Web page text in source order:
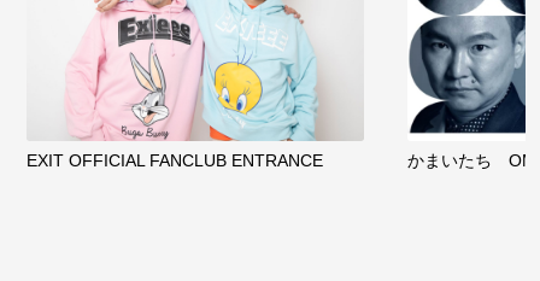
EXIT OFFICIAL FANCLUB ENTRANCE かまいたち